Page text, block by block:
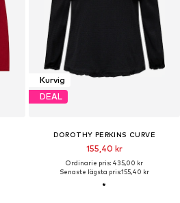
Kurvig
DEAL
DOROTHY PERKINS CURVE
155,40 kr
Ordinarie pris: 435,00 kr
Senaste lägsta pris:155,40 kr